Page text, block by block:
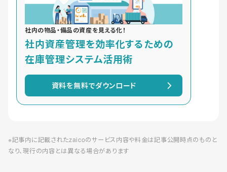
社内の物品・備品の資産を見える化！
社内資産管理を効率化するための
在庫管理システム活用術
資料を無料でダウンロード
※記事内に記載されたzaicoのサービス内容や料金は記事公開時点のものと
なり、現行の内容とは異なる場合があります